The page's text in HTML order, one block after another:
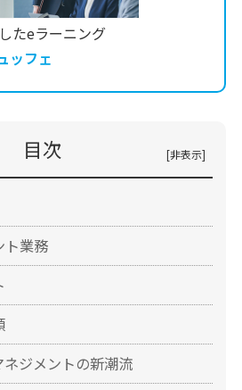
たeラーニング
ッフェ
目次
ト業務
ジメントの新潮流